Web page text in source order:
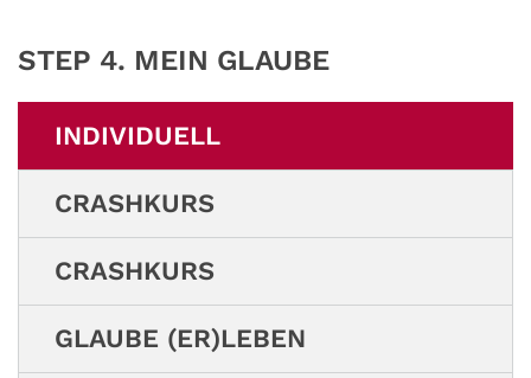
STEP 4. MEIN GLAUBE
INDIVIDUELL
CRASHKURS
CRASHKURS
GLAUBE (ER)LEBEN